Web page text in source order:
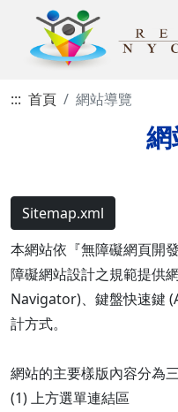
::: 首頁 網站導覽
網
Sitemap.xml
本網站依『無障礙網頁開
障礙網站設計之規範提供
Navigator)、鍵盤快速鍵
計方式。
網站的主要樣版內容分為
(1) 上方選單連結區